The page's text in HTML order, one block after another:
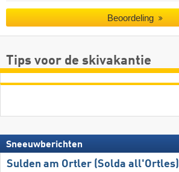
Beoordeling
Tips voor de skivakantie
Sneeuwberichten
Sulden am Ortler (Solda all'Ortles)